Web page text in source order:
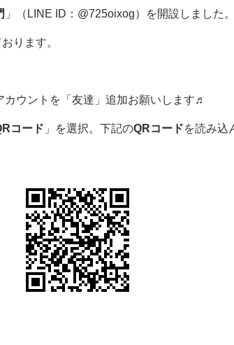
」（LINE ID：@725oixog）を開設しました。
ります。
カウントを「友達」追加お願いします♬
コード 」を選択。下記のQRコードを読み込